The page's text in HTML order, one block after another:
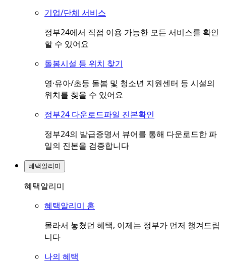
기업/단체 서비스
정부24에서 직접 이용 가능한 모든 서비스를 확인
할 수 있어요
돌봄시설 등 위치 찾기
영·유아/초등 돌봄 및 청소년 지원센터 등 시설의
위치를 찾을 수 있어요
정부24 다운로드파일 진본확인
정부24의 발급증명서 뷰어를 통해 다운로드한 파
일의 진본을 검증합니다
혜택알리미
혜택알리미
혜택알리미 홈
몰라서 놓쳤던 혜택, 이제는 정부가 먼저 챙겨드립
니다
나의 혜택